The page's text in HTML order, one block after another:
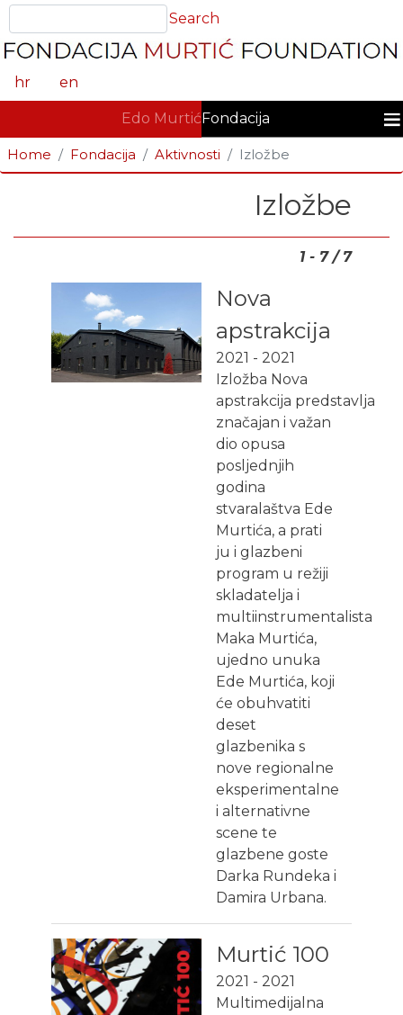
Skoči
glavni
Search
hr en
GLAVNA NAVIGACIJA
Edo MurtićFondacija
Home Fondacija Aktivnosti Izložbe
Izložbe
1 - 7 / 7
Nova
apstrakcija
2021 - 2021
Izložba Nova
apstrakcija predstavlja
značajan i važan
dio opusa
posljednjih
godina
stvaralaštva Ede
Murtića, a prati
ju i glazbeni
program u režiji
skladatelja i
multiinstrumentalista
Maka Murtića,
ujedno unuka
Ede Murtića, koji
će obuhvatiti
deset
glazbenika s
nove regionalne
eksperimentalne
i alternativne
scene te
glazbene goste
Darka Rundeka i
Damira Urbana.
Murtić 100
2021 - 2021
Multimedijalna